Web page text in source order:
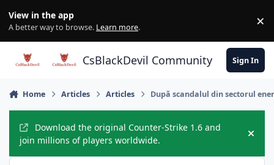
View in the app
A better way to browse. Learn more. ×
CsBlackDevil Community Sign In
Home Articles Articles După scandalul din sectorul
Download the original Counter-Strike 1.6 and
join millions of players worldwide.
Hide